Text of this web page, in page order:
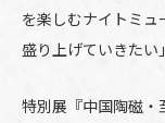
を楽しむナイトミュ
盛り上げていきたい
特別展『中国陶磁